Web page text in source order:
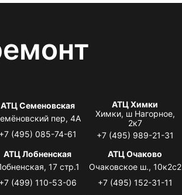
АТЦ Семеновская
пер, 4А
+7 (495) 085-74-61
АТЦ Химки
Химки, ш Нагорное,
2к7
+7 (495) 989-21-31
АТЦ Лобненская
17 стр.1
+7 (499) 110-53-06
АТЦ Очаково
Очаковское ш., 10к2с2
+7 (495) 152-31-11